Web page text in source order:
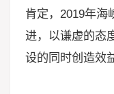
肯定，2019年海
进，以谦虚的态
设的同时创造效